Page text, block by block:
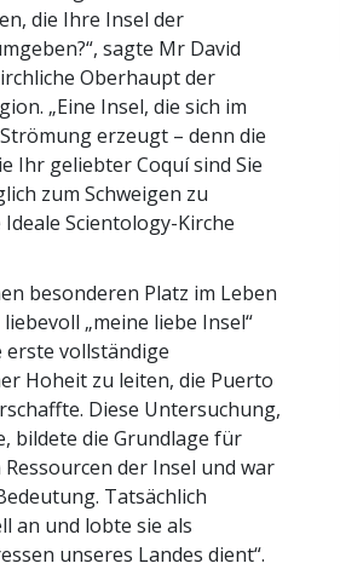
die Ihre Insel der
sagte Mr David
Oberhaupt der
„Eine Insel, die sich im
erzeugt – denn die
Ihr geliebter Coquí sind Sie
zum Schweigen zu
Scientology-Kirche
besonderen Platz im Leben
„meine liebe Insel“
erste vollständige
Hoheit zu leiten, die Puerto
Diese Untersuchung,
bildete die Grundlage für
der Insel und war
Tatsächlich
an und lobte sie als
unseres Landes dient“.